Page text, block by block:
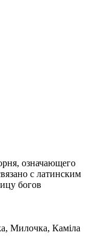
означающего
с латинским
богов
Милочка, Каміла